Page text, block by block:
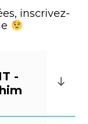
inscrivez-
-